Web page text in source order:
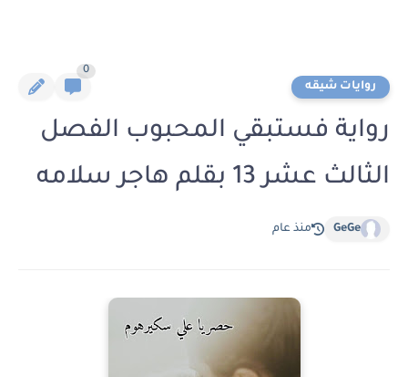
روايات شيقه
0
رواية فستبقي المحبوب الفصل
الثالث عشر 13 بقلم هاجر سلامه
GeGe منذ عام